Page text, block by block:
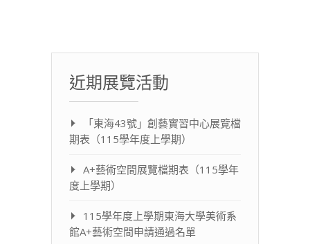
近期展覽活動
「東海43號」創藝實習中心展覽檔
期表（115學年度上學期）
A+藝術空間展覽檔期表（115學年
度上學期）
115學年度上學期東海大學美術系
館A+藝術空間申請通過名單